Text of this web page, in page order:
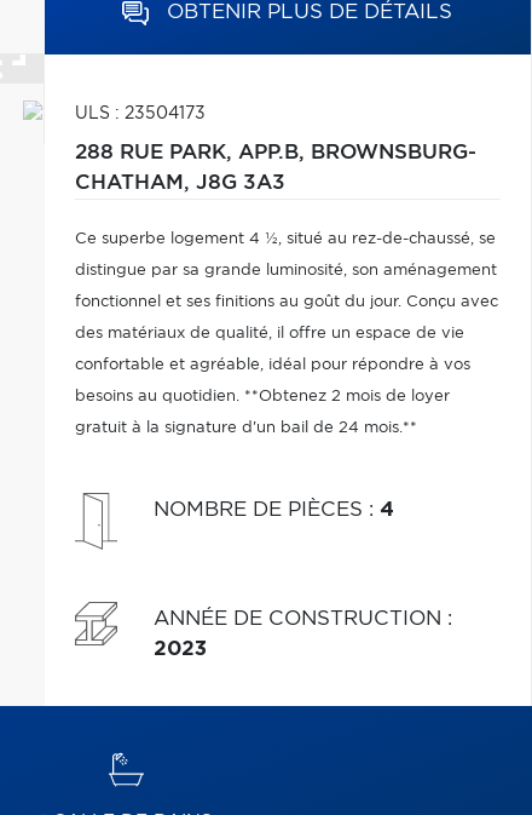
OBTENIR PLUS DE DÉTAILS
ULS : 23504173
288 RUE PARK, APP.B, BROWNSBURG-
CHATHAM, J8G 3A3
Ce superbe logement 4 ½, situé au rez-de-chaussé, se
distingue par sa grande luminosité, son aménagement
fonctionnel et ses finitions au goût du jour. Conçu avec
des matériaux de qualité, il offre un espace de vie
confortable et agréable, idéal pour répondre à vos
besoins au quotidien. **Obtenez 2 mois de loyer
gratuit à la signature d'un bail de 24 mois.**
NOMBRE DE PIÈCES : 4
ANNÉE DE CONSTRUCTION :
2023